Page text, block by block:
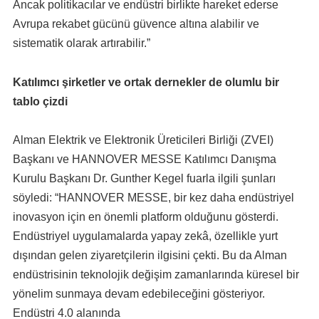
Ancak politikacılar ve endüstri birlikte hareket ederse
Avrupa rekabet gücünü güvence altına alabilir ve
sistematik olarak artırabilir.”
Katılımcı şirketler ve ortak dernekler de olumlu bir
tablo çizdi
Alman Elektrik ve Elektronik Üreticileri Birliği (ZVEI)
Başkanı ve HANNOVER MESSE Katılımcı Danışma
Kurulu Başkanı Dr. Gunther Kegel fuarla ilgili şunları
söyledi: “HANNOVER MESSE, bir kez daha endüstriyel
inovasyon için en önemli platform olduğunu gösterdi.
Endüstriyel uygulamalarda yapay zekâ, özellikle yurt
dışından gelen ziyaretçilerin ilgisini çekti. Bu da Alman
endüstrisinin teknolojik değişim zamanlarında küresel bir
yönelim sunmaya devam edebileceğini gösteriyor.
Endüstri 4.0 alanında